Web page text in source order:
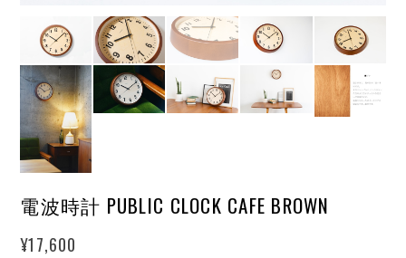
電波時計 PUBLIC CLOCK CAFE BROWN
¥17,600